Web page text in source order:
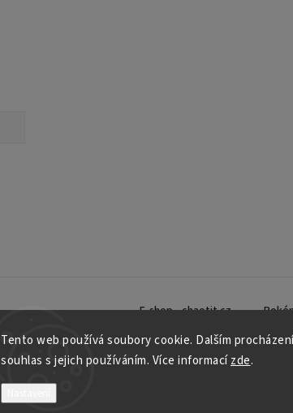
Tento web používá soubory cookie. Dalším
souhlas s jejich používáním. Více informacízde.
E-shop - chaotit.cz